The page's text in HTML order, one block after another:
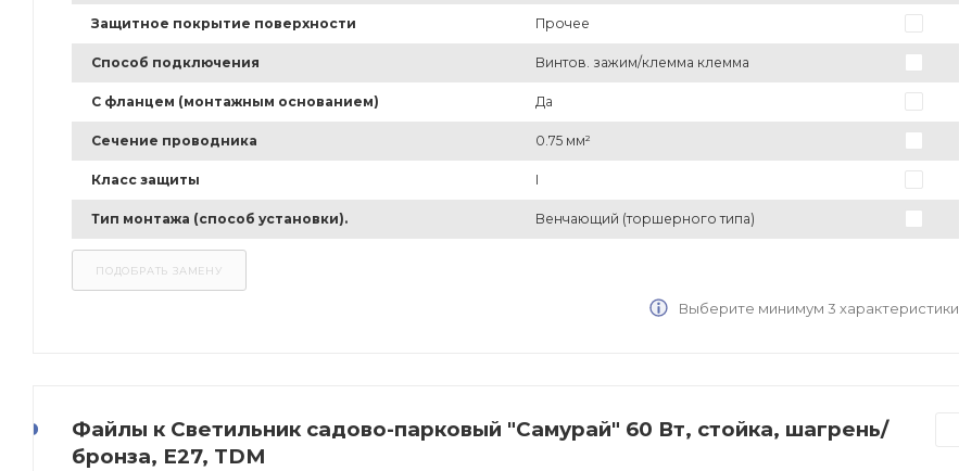
Защитное покрытие поверхности Прочее
Способ подключения Винтов. зажим/клемма клемма
С фланцем (монтажным основанием) Да
Сечение проводника 0.75 мм²
Класс защиты I
Тип монтажа (способ установки). Венчающий (торшерного типа)
Выберите минимум 3 характеристики
Файлы к Светильник садово-парковый "Самурай" 60 Вт, стойка, шагрень/
бронза, Е27, TDM